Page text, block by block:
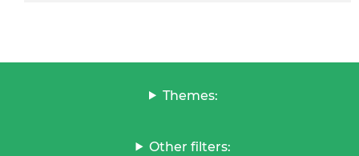
Themes:
Other filters: